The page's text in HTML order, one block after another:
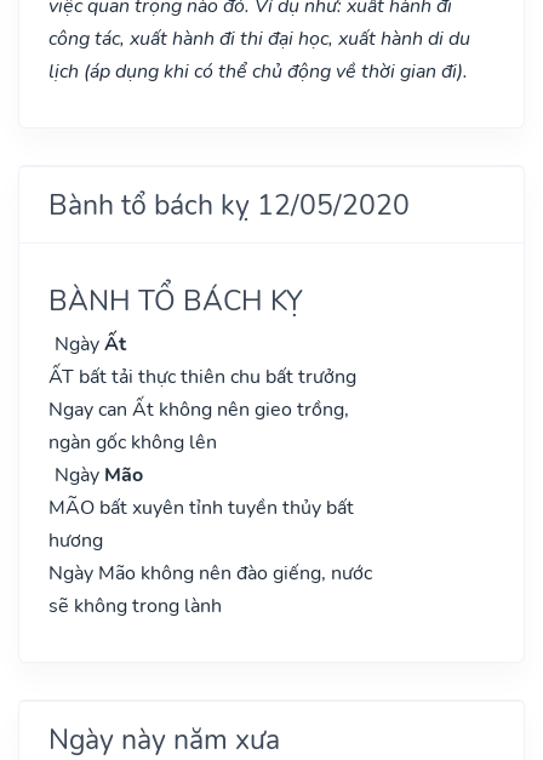
việc quan trọng nào đó. Ví dụ như: xuất hành đi
công tác, xuất hành đi thi đại học, xuất hành di du
lịch (áp dụng khi có thể chủ động về thời gian đi).
Bành tổ bách kỵ 12/05/2020
BÀNH TỔ BÁCH KỴ
NgàyẤt
ẤT bất tải thực thiên chu bất trưởng
Ngay can Ất không nên gieo trồng,
ngàn gốc không lên
Ngày Mão
MÃO bất xuyên tỉnh tuyền thủy bất
hương
Ngày Mão không nên đào giếng, nước
sẽ không trong lành
Ngày này năm xưa